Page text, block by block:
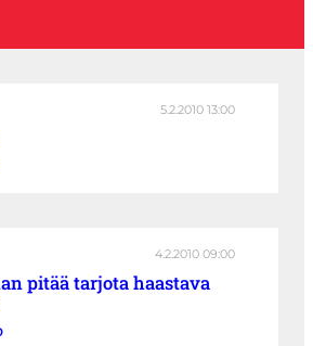
5.2.2010 13:00
4.2.2010 09:00
pitää tarjota haastava